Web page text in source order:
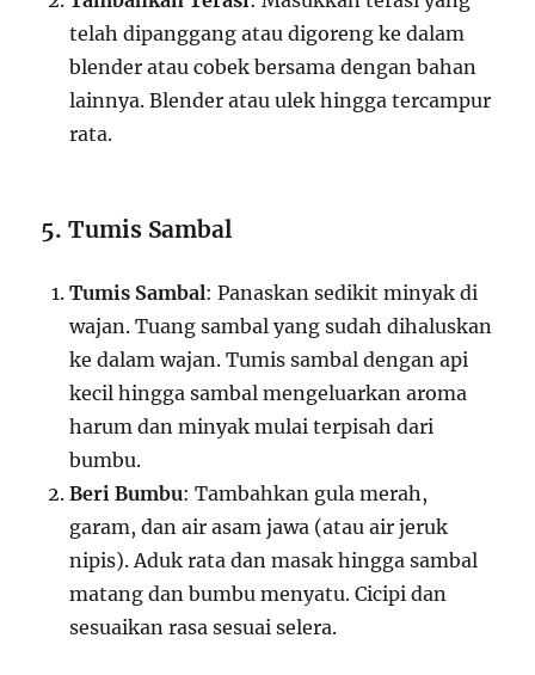
telah dipanggang atau digoreng ke dalam
blender atau cobek bersama dengan bahan
lainnya. Blender atau ulek hingga tercampur
rata.
5. Tumis Sambal
Tumis Sambal: Panaskan sedikit minyak di
wajan. Tuang sambal yang sudah dihaluskan
ke dalam wajan. Tumis sambal dengan api
kecil hingga sambal mengeluarkan aroma
harum dan minyak mulai terpisah dari
bumbu.
Beri Bumbu: Tambahkan gula merah,
garam, dan air asam jawa (atau air jeruk
nipis). Aduk rata dan masak hingga sambal
matang dan bumbu menyatu. Cicipi dan
sesuaikan rasa sesuai selera.